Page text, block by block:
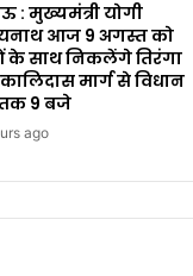
मुख्यमंत्री योगी
आज 9 अगस्त को
के साथ निकलेंगे तिरंगा
कालिदास मार्ग से विधान
9 बजे
ago